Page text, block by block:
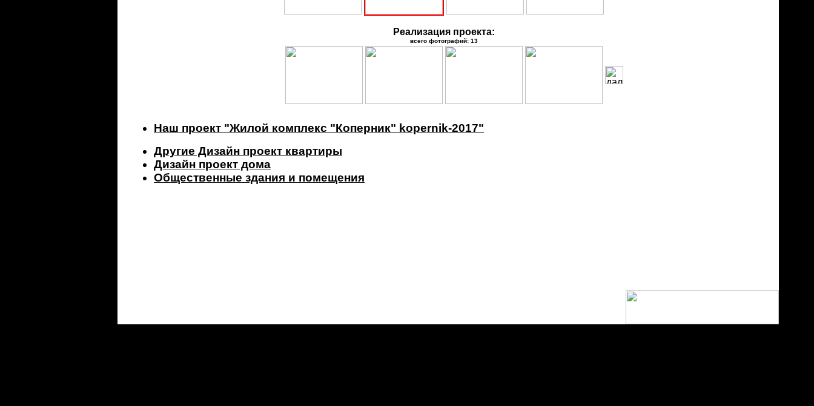
Реализация проекта:
всего фотографий: 13
Наш проект "Жилой комплекс "Коперник" kopernik-2017"
Другие Дизайн проект квартиры
Дизайн проект дома
Общественные здания и помещения